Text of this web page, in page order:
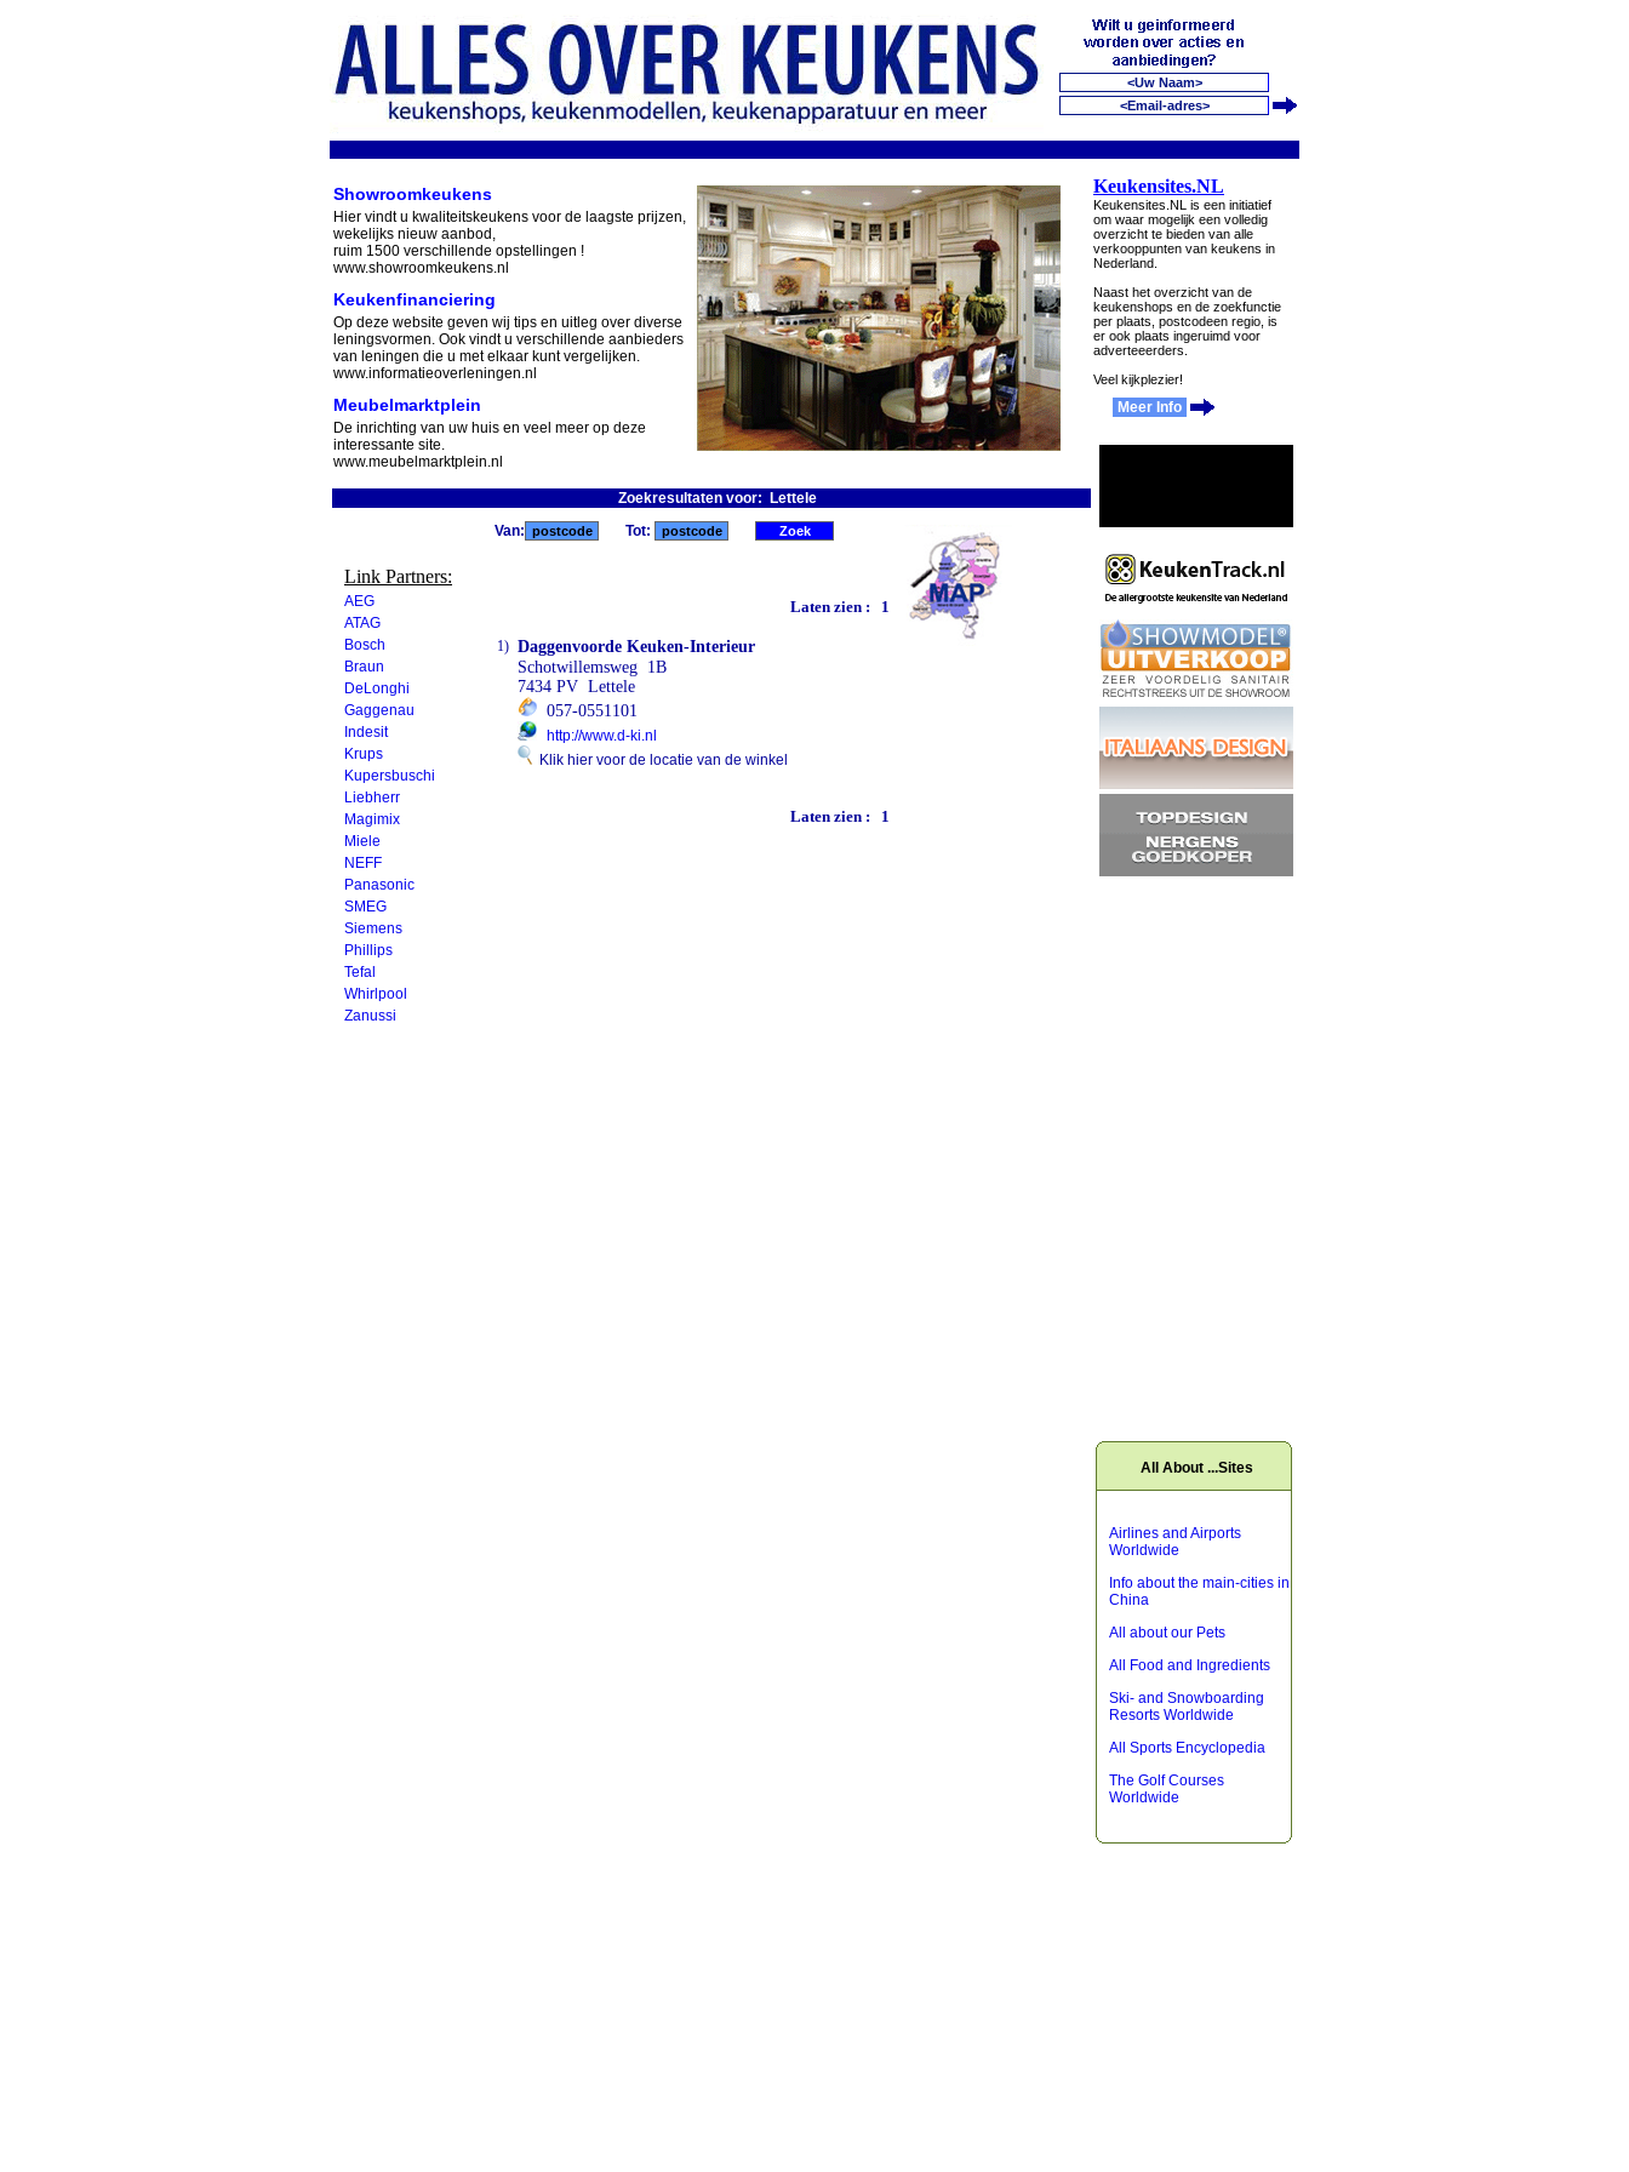
Showroomkeukens
Hier vindt u kwaliteitskeukens voor de laagste prijzen,
wekelijks nieuw aanbod,
ruim 1500 verschillende opstellingen !
www.showroomkeukens.nl
Keukenfinanciering
Op deze website geven wij tips en uitleg over diverse
leningsvormen. Ook vindt u verschillende aanbieders
van leningen die u met elkaar kunt vergelijken.
www.informatieoverleningen.nl
Meubelmarktplein
De inrichting van uw huis en veel meer op deze
interessante site.
www.meubelmarktplein.nl
Zoekresultaten voor: Lettele
Link Partners:
AEG
ATAG
Bosch
Braun
DeLonghi
Gaggenau
Indesit
Krups
Kupersbuschi
Liebherr
Magimix
Miele
NEFF
Panasonic
SMEG
Siemens
Phillips
Tefal
Whirlpool
Zanussi
Van: Tot:
Laten zien : 1
1) Daggenvoorde Keuken-Interieur
Schotwillemsweg 1B
7434 PV Lettele
057-0551101
http://www.d-ki.nl
Klik hier voor de locatie van de winkel
Laten zien : 1
Keukensites.NL
Keukensites.NL is een initiatief
om waar mogelijk een volledig
overzicht te bieden van alle
verkooppunten van keukens in
Nederland.
Naast het overzicht van de
keukenshops en de zoekfunctie
per plaats, postcodeen regio, is
er ook plaats ingeruimd voor
adverteeerders.
Veel kijkplezier!
Meer Info
All About ...Sites
Airlines and Airports
Worldwide
Info about the main-cities in
China
All about our Pets
All Food and Ingredients
Ski- and Snowboarding
Resorts Worldwide
All Sports Encyclopedia
The Golf Courses
Worldwide